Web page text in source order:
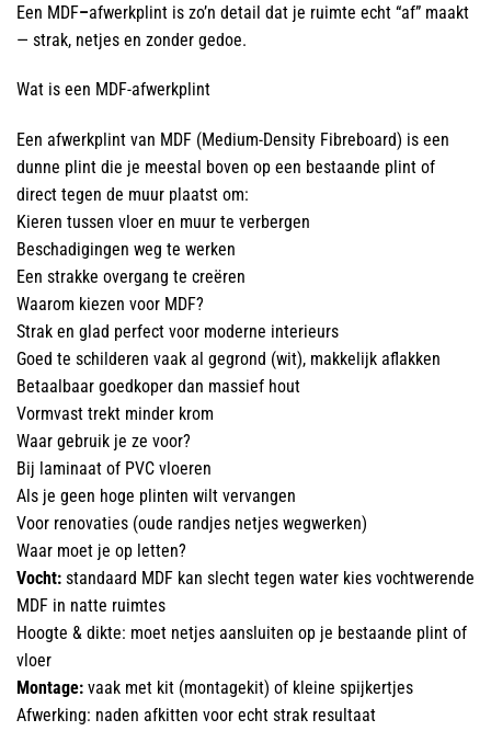
Een MDF–afwerkplint is zo’n detail dat je ruimte echt “af” maakt
— strak, netjes en zonder gedoe.
Wat is een MDF-afwerkplint
Een afwerkplint van MDF (Medium-Density Fibreboard) is een
dunne plint die je meestal boven op een bestaande plint of
direct tegen de muur plaatst om:
Kieren tussen vloer en muur te verbergen
Beschadigingen weg te werken
Een strakke overgang te creëren
Waarom kiezen voor MDF?
Strak en glad perfect voor moderne interieurs
Goed te schilderen vaak al gegrond (wit), makkelijk aflakken
Betaalbaar goedkoper dan massief hout
Vormvast trekt minder krom
Waar gebruik je ze voor?
Bij laminaat of PVC vloeren
Als je geen hoge plinten wilt vervangen
Voor renovaties (oude randjes netjes wegwerken)
Waar moet je op letten?
Vocht: standaard MDF kan slecht tegen water kies vochtwerende
MDF in natte ruimtes
Hoogte & dikte: moet netjes aansluiten op je bestaande plint of
vloer
Montage: vaak met kit (montagekit) of kleine spijkertjes
Afwerking: naden afkitten voor echt strak resultaat